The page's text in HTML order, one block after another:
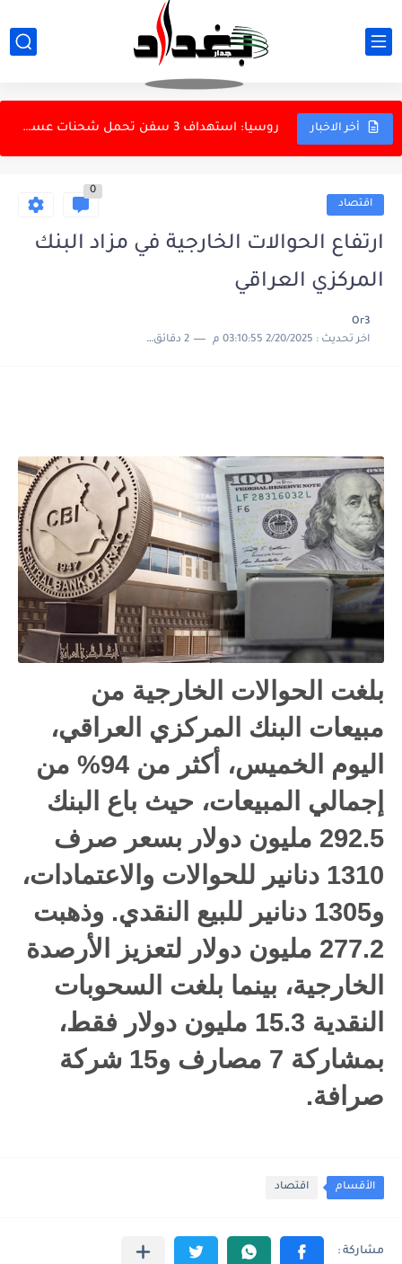
أخر الاخبار
النفط يصعد عالمياً.. وبرنت يلامس 83.44 دولاراً للبرميل
روسيا: استهداف 3 سفن تحمل شحنات عسكرية أوكرانية في...
ماذا بعد كل هذه الجولات من العنف؟ اقتصاد
0
ارتفاع الحوالات الخارجية في مزاد البنك
المركزي العراقي
Or3
اخر تحديث : 2/20/2025 03:10:55 م 2 دقائق للقراءة
بلغت الحوالات الخارجية من
مبيعات البنك المركزي العراقي،
اليوم الخميس، أكثر من 94% من
إجمالي المبيعات، حيث باع البنك
292.5 مليون دولار بسعر صرف
1310 دنانير للحوالات والاعتمادات،
و1305 دنانير للبيع النقدي. وذهبت
277.2 مليون دولار لتعزيز الأرصدة
الخارجية، بينما بلغت السحوبات
النقدية 15.3 مليون دولار فقط،
بمشاركة 7 مصارف و15 شركة
صرافة.
الأقسام اقتصاد